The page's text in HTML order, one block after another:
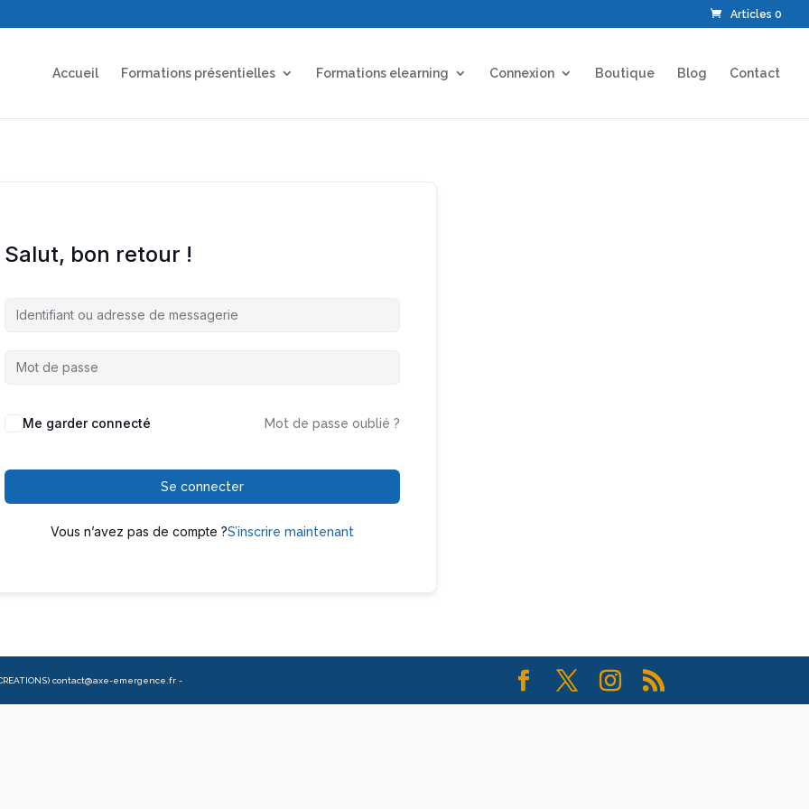
Articles 0
Accueil Formations présentielles Formations elearning Connexion Boutique Blog Contact
Salut, bon retour !
Me garder connecté Mot de passe oublié ?
Se connecter
Vous n’avez pas de compte ?S’inscrire maintenant
contact@axe-emergence.fr -